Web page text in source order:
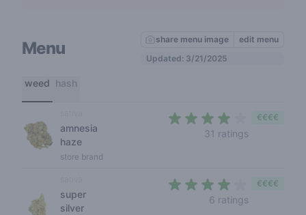
Menu share menu image
edit menu
Updated: 3/21/2025
weed hash
amnesia
haze
store brand
31 ratings
€€€€
super
silver
6 ratings
€€€€